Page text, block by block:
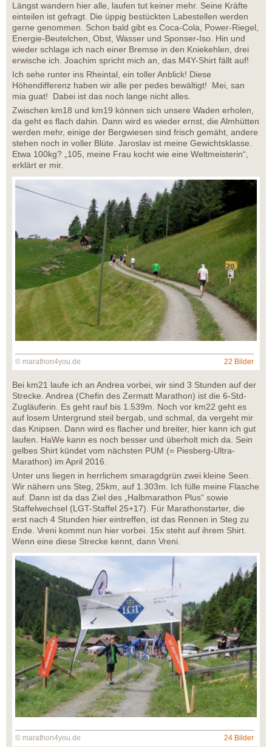
Längst wandern hier alle, laufen tut keiner mehr. Seine Kräfte
einteilen ist gefragt. Die üppig bestückten Labestellen werden
gerne genommen. Schon bald gibt es Coca-Cola, Power-Riegel,
Energie-Beutelchen, Obst, Wasser und Sponser-Iso. Hin und
wieder schlage ich nach einer Bremse in den Kniekehlen, drei
erwische ich. Joachim spricht mich an, das M4Y-Shirt fällt auf!
Ich sehe runter ins Rheintal, ein toller Anblick! Diese
Höhendifferenz haben wir alle per pedes bewältigt! Mei, san
mia guat! Dabei ist das noch lange nicht alles.
Zwischen km18 und km19 können sich unsere Waden erholen,
da geht es flach dahin. Dann wird es wieder ernst, die Almhütten
werden mehr, einige der Bergwiesen sind frisch gemäht, andere
stehen noch in voller Blüte. Jaroslav ist meine Gewichtsklasse.
Etwa 100kg? „105, meine Frau kocht wie eine Weltmeisterin“,
erklärt er mir.
© marathon4you.de 22 Bilder
Bei km21 laufe ich an Andrea vorbei, wir sind 3 Stunden auf der
Strecke. Andrea (Chefin des Zermatt Marathon) ist die 6-Std-
Zugläuferin. Es geht rauf bis 1.539m. Noch vor km22 geht es
auf losem Untergrund steil bergab, und schmal, da vergeht mir
das Knipsen. Dann wird es flacher und breiter, hier kann ich gut
laufen. HaWe kann es noch besser und überholt mich da. Sein
gelbes Shirt kündet vom nächsten PUM (= Piesberg-Ultra-
Marathon) im April 2016.
Unter uns liegen in herrlichem smaragdgrün zwei kleine Seen.
Wir nähern uns Steg, 25km, auf 1.303m. Ich fülle meine Flasche
auf. Dann ist da das Ziel des „Halbmarathon Plus“ sowie
Staffelwechsel (LGT-Staffel 25+17). Für Marathonstarter, die
erst nach 4 Stunden hier eintreffen, ist das Rennen in Steg zu
Ende. Vreni kommt nun hier vorbei. 15x steht auf ihrem Shirt.
Wenn eine diese Strecke kennt, dann Vreni.
© marathon4you.de 24 Bilder